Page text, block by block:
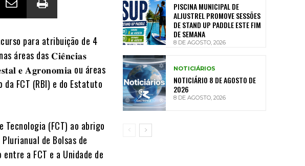
para atribuição de 4
áreas das 𝐂𝐢𝐞̂𝐧𝐜𝐢𝐚𝐬
𝐞 𝐀𝐠𝐫𝐨𝐧𝐨𝐦𝐢𝐚 ou áreas
FCT (RBI) e do Estatuto
Tecnologia (FCT) ao abrigo
de Bolsas de
a FCT e a Unidade de
PISCINA MUNICIPAL DE
ALJUSTREL PROMOVE SESSÕES
DE STAND UP PADDLE ESTE FIM
DE SEMANA
8 DE AGOSTO, 2026
NOTICIÁRIOS
NOTICIÁRIO 8 DE AGOSTO DE
2026
8 DE AGOSTO, 2026